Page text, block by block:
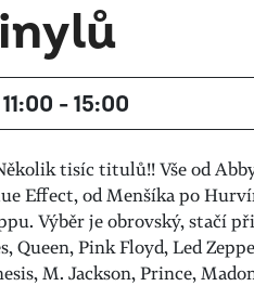
- 15:00
tisíc titulů!! Vše od
Effect, od Menšíka po
Výběr je obrovský, stačí
Queen, Pink Floyd, Led
M. Jackson, Prince,